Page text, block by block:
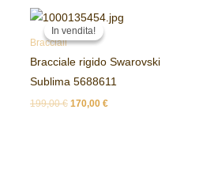
In vendita!
In vendita!
Bracciali
Bracciale rigido Swarovski
Sublima 5688611
199,00€
Il
prezzo
originale
199,00 €.
170,00 €
Il
prezzo
170,00 €.